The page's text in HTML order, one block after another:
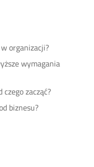
organizacji?
wymagania
zacząć?
biznesu?